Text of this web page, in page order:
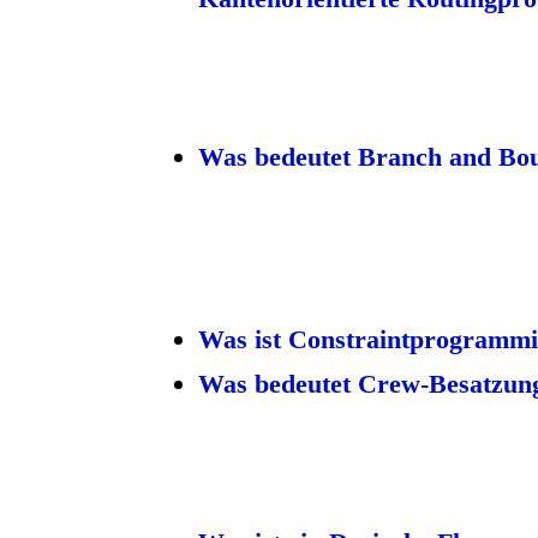
Was bedeutet Branch and
Was ist
Was bedeutet Crew-